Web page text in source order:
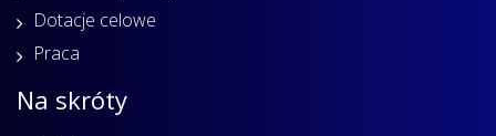
Dotacje celowe
Praca
Na skróty